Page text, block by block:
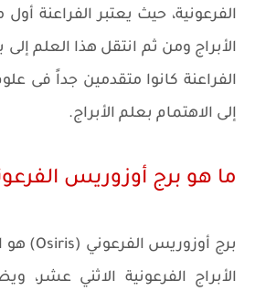
الفرعونية، حيث يعتبر
الأبراج ومن ثم انتقل هذا العلم
الفراعنة كانوا متقدمين جداً فى
إلى الاهتمام بعلم الأبراج.
ما هو برج أوزوريس
الأبراج الفرعونية الاثني عشر،